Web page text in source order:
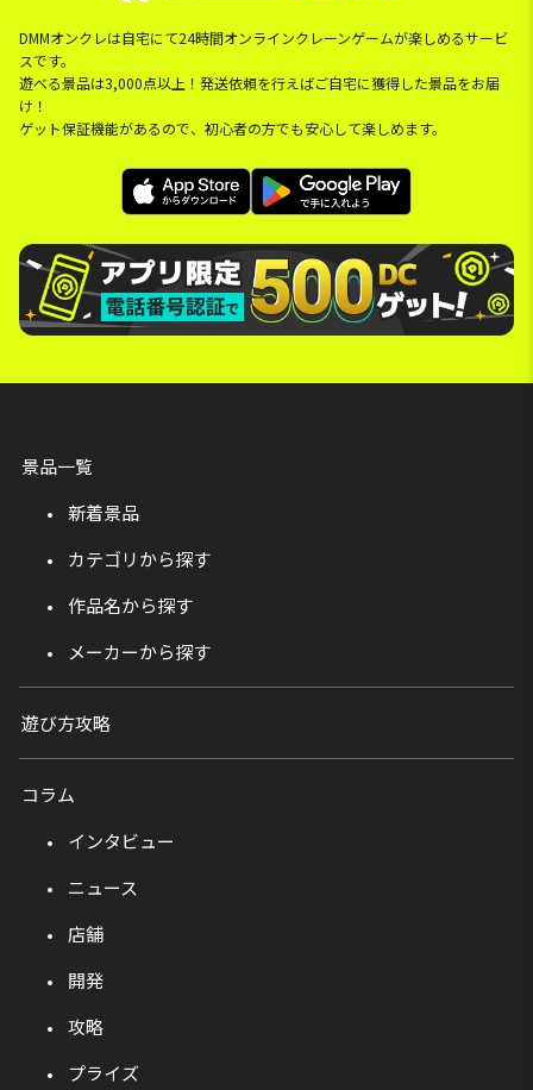
DMMオンクレは自宅にて24時間オンラインクレーンゲームが楽しめるサービ
スです。
遊べる景品は3,000点以上！発送依頼を行えばご自宅に獲得した景品をお届
け！
ゲット保証機能があるので、初心者の方でも安心して楽しめます。
景品一覧
新着景品
カテゴリから探す
作品名から探す
メーカーから探す
遊び方攻略
コラム
インタビュー
ニュース
店舗
開発
攻略
プライズ